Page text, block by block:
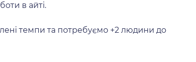
в айті.
темпи та потребуємо +2 людини до